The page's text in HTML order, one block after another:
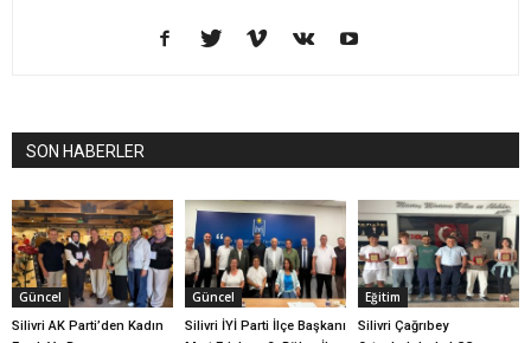
SON HABERLER
Güncel
Silivri AK Parti’den Kadın
Güncel
Silivri İYİ Parti İlçe Başkanı
Eğitim
Silivri Çağrıbey